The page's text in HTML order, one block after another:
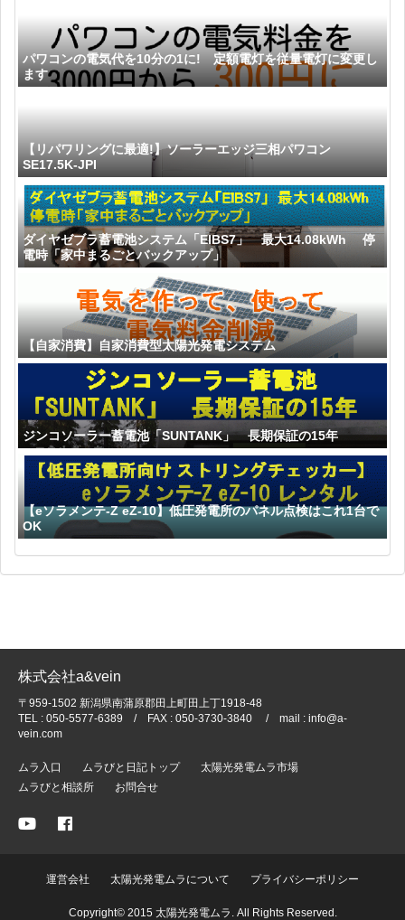
パワコンの電気代を10分の1に! 定額電灯を従量電灯に変更し
ます
【リパワリングに最適!】ソーラーエッジ三相パワコン
SE17.5K-JPI
ダイヤゼブラ蓄電池システム「EIBS7」 最大14.08kWh 停
電時「家中まるごとバックアップ」
【自家消費】自家消費型太陽光発電システム
ジンコソーラー蓄電池「SUNTANK」 長期保証の15年
【eソラメンテ-Z eZ-10】低圧発電所のパネル点検はこれ1台で
OK
株式会社a&vein
〒959-1502 新潟県南蒲原郡田上町田上丁1918-48
TEL : 050-5577-6389 / FAX : 050-3730-3840 / mail : info@a-
vein.com
ムラ入口 ムラびと日記トップ
太陽光発電ムラ市場
ムラびと相談所
お問合せ
運営会社 太陽光発電ムラについて プライバシーポリシー
Copyright© 2015 太陽光発電ムラ. All Rights Reserved.